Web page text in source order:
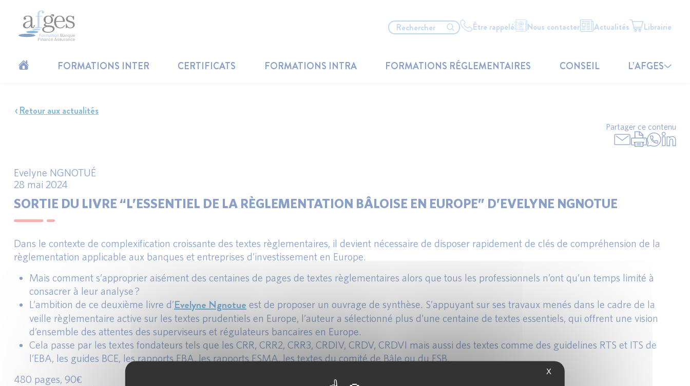
Être rappelé Nous contacter Actualités Librairie
FORMATIONS INTER CERTIFICATS FORMATIONS INTRA FORMATIONS RÉGLEMENTAIRES CONSEIL L’AFGES
Retour aux actualités
Partager ce contenu
Evelyne NGNOTUÉ
28 mai 2024
SORTIE DU LIVRE “L’ESSENTIEL DE LA RÈGLEMENTATION BÂLOISE EN EUROPE” D’EVELYNE NGNOTUE
Dans le contexte de complexification croissante des textes règlementaires, il devient nécessaire de disposer rapidement de clés de compréhension de la
règlementation applicable aux banques et entreprises d’investissement en Europe.
Mais comment s’approprier aisément des centaines de pages de textes règlementaires alors que tous les professionnels n’ont qu’un temps limité à
consacrer à leur analyse ?
L’ambition de ce deuxième livre d’Evelyne Ngnotue est de proposer un ouvrage de synthèse. S’appuyant sur ses travaux menés dans le cadre de la
veille règlementaire active sur les textes prudentiels en Europe, l’auteur a sélectionné plus d’une centaine de textes essentiels, qui offrent une vision
d’ensemble des attentes des superviseurs et régulateurs bancaires en Europe.
Cela passe par les textes fondateurs tels que les CRR, CRR2, CRR3, CRDIV, CRDV, CRDVI mais aussi des textes comme des guidelines RTS et ITS de
l’EBA, les guides BCE, les rapports EBA, les rapports ESMA, les textes du comité de Bâle ou du FSB.
480 pages, 90€
X